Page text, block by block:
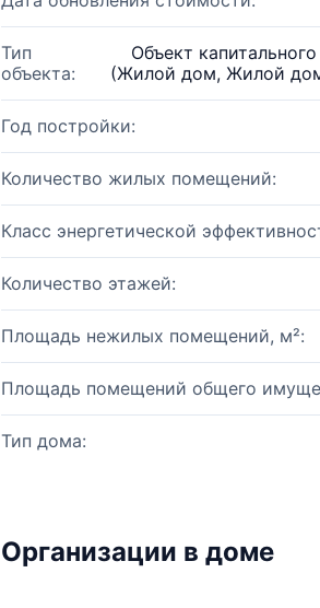
Тип
объекта:
Объект
(Жилой дом, Жилой
Год постройки:
Количество жилых помещений:
Класс энергетической
Количество этажей:
Площадь нежилых помещений, м²:
Площадь помещений общего
Тип дома:
Организации в доме